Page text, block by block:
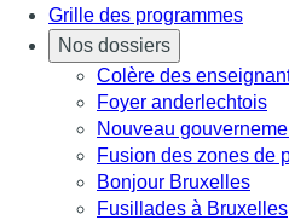
Grille des programmes
Nos dossiers
Colère des
Foyer anderlechtois
Nouveau
Fusion des zones de
Bonjour Bruxelles
Fusillades à Bruxelles